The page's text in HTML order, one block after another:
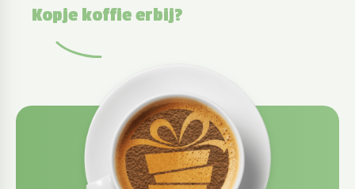
Kopje koffie erbij?